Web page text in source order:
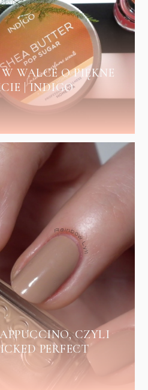
WALCE O PIĘKNE
| INDIGO
CZYLI
PERFECT